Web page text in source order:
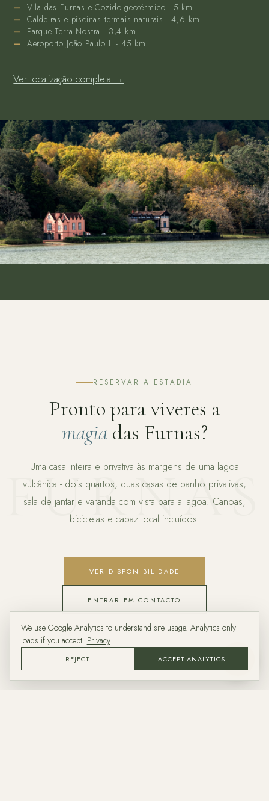
Vila das Furnas e Cozido geotérmico - 5 km
Caldeiras e piscinas termais naturais - 4,6 km
Parque Terra Nostra - 3,4 km
Aeroporto João Paulo II - 45 km
Ver localização completa →
RESERVAR A ESTADIA
Pronto para viveres a
magiadas Furnas?
Uma casa inteira e privativa às margens de uma lagoa
vulcânica - dois quartos, duas casas de banho privativas,
sala de jantar e varanda com vista para a lagoa. Canoas,
bicicletas e cabaz local incluídos.
VER DISPONIBILIDADE
ENTRAR EM CONTACTO
We use Google Analytics to understand site usage. Analytics only
loads if you accept. Privacy
REJECT ACCEPT ANALYTICS